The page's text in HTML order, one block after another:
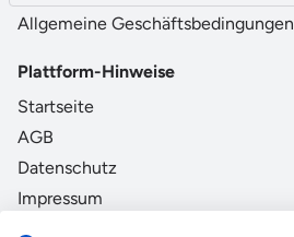
Allgemeine Geschäftsbedingungen
Plattform-Hinweise
Startseite
AGB
Datenschutz
Impressum